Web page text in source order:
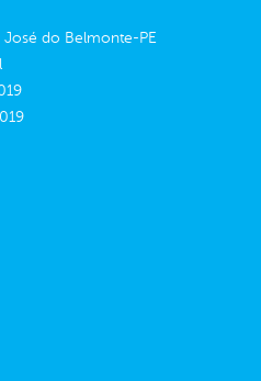
José do Belmonte-PE